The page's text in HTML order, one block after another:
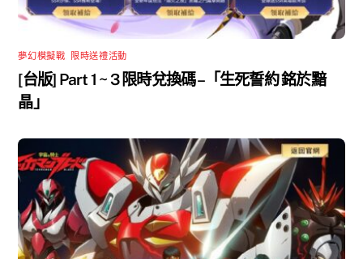
夢幻模擬戰 限時送禮活動
[台版] Part 1 ~ 3 限時兌換碼 –「生死誓約 銘於黯
晶」